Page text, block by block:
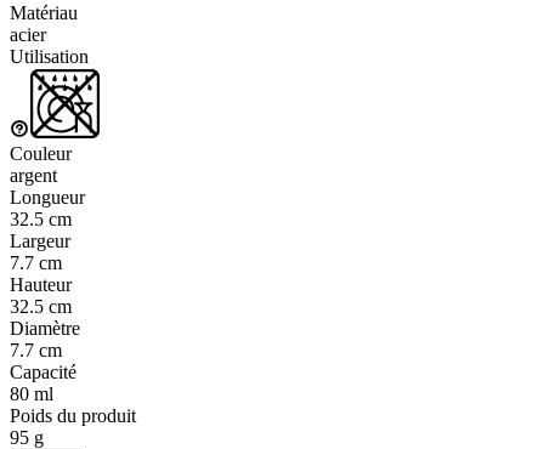
Matériau
acier
Utilisation
Couleur
argent
Longueur
32.5 cm
Largeur
7.7 cm
Hauteur
32.5 cm
Diamètre
7.7 cm
Capacité
80 ml
Poids du produit
95 g